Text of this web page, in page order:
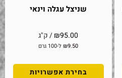
שניצל עגלה וינאי
₪95.00 / ק"ג
₪9.50 ל-100 גרם
בחירת אפשרויות